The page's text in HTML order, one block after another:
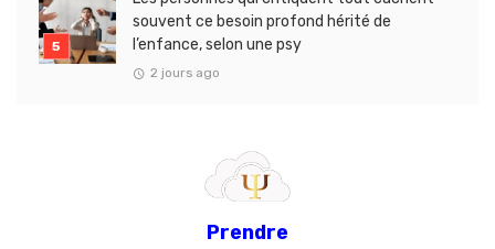
souvent ce besoin profond hérité de
l’enfance, selon une psy
2 jours ago
Prendre